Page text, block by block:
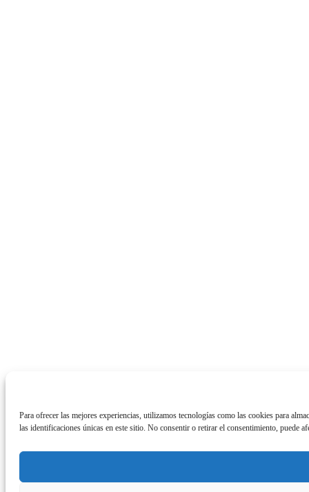
Para ofrecer las mejores experiencias, utilizamos tecnologías como las cookies para
las identificaciones únicas en este sitio. No consentir o retirar el consentimiento, puede